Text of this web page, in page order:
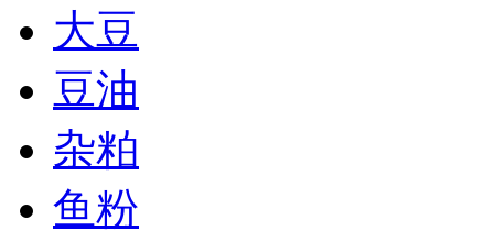
大豆
豆油
杂粕
鱼粉